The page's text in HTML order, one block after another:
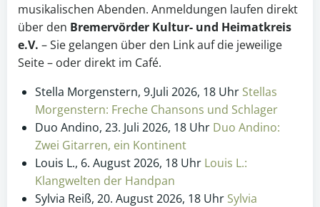
musikalischen Abenden. Anmeldungen laufen direkt
über den Bremervörder Kultur- und Heimatkreis
e.V. – Sie gelangen über den Link auf die jeweilige
Seite – oder direkt im Café.
Stella Morgenstern, 9.Juli 2026, 18 Uhr Stellas
Morgenstern: Freche Chansons und Schlager
Duo Andino, 23. Juli 2026, 18 Uhr Duo Andino:
Zwei Gitarren, ein Kontinent
Louis L., 6. August 2026, 18 Uhr Louis L.:
Klangwelten der Handpan
Sylvia Reiß, 20. August 2026, 18 Uhr Sylvia